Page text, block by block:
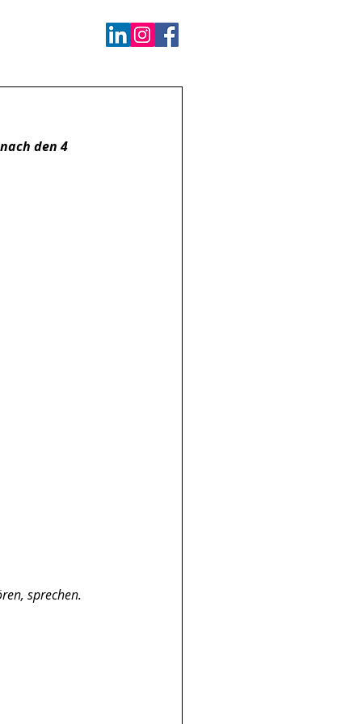
den 4
sprechen.